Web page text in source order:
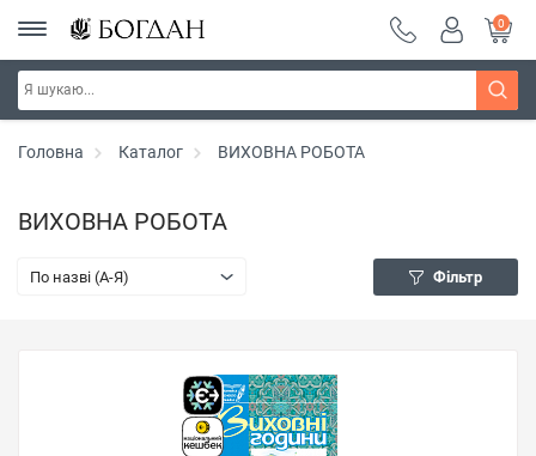
0
Головна Каталог ВИХОВНА РОБОТА
ВИХОВНА РОБОТА
По назві (A-Я) Фільтр